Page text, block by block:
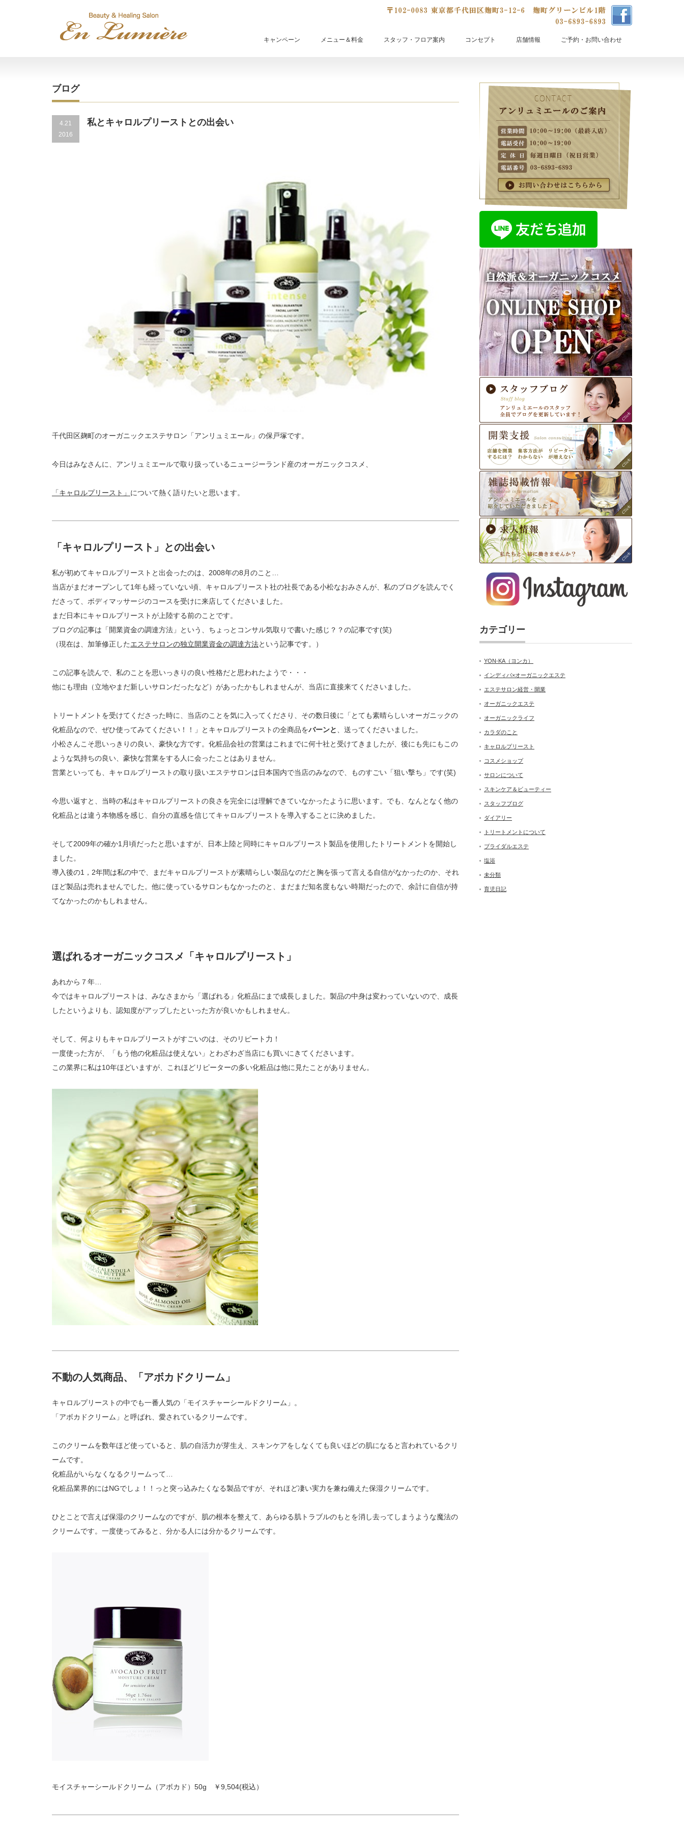
キャンペーン メニュー＆料金 スタッフ・フロア案内 コンセプト 店舗情報 ご予約・お問い合わせ
ブログ
4.21
2016
私とキャロルプリーストとの出会い
千代田区麹町のオーガニックエステサロン「アンリュミエール」の保戸塚です。
今日はみなさんに、アンリュミエールで取り扱っているニュージーランド産のオーガニックコスメ、
「キャロルプリースト」 について熱く語りたいと思います。
「キャロルプリースト」との出会い
私が初めてキャロルプリーストと出会ったのは、2008年の8月のこと…
当店がまだオープンして1年も経っていない頃、キャロルプリースト社の社長である小松なおみさんが、私のブログを読んでく
ださって、ボディマッサージのコースを受けに来店してくださいました。
まだ日本にキャロルプリーストが上陸する前のことです。
ブログの記事は「開業資金の調達方法」という、ちょっとコンサル気取りで書いた感じ？？の記事です(笑)
（現在は、加筆修正したエステサロンの独立開業資金の調達方法という記事です。）
この記事を読んで、私のことを思いっきりの良い性格だと思われたようで・・・
他にも理由（立地やまだ新しいサロンだったなど）があったかもしれませんが、当店に直接来てくださいました。
トリートメントを受けてくださった時に、当店のことを気に入ってくださり、その数日後に「とても素晴らしいオーガニックの
化粧品なので、ぜひ使ってみてください！！」とキャロルプリーストの全商品をバーンと
、送ってくださいました。
小松さんこそ思いっきりの良い、豪快な方です。化粧品会社の営業はこれまでに何十社と受けてきましたが、後にも先にもこの
ような気持ちの良い、豪快な営業をする人に会ったことはありません。
営業といっても、キャロルプリーストの取り扱いエステサロンは日本国内で当店のみなので、ものすごい「狙い撃ち」です(笑)
今思い返すと、当時の私はキャロルプリーストの良さを完全には理解できていなかったように思います。でも、なんとなく他の
化粧品とは違う本物感を感じ、自分の直感を信じてキャロルプリーストを導入することに決めました。
そして2009年の確か1月頃だったと思いますが、日本上陸と同時にキャロルプリースト製品を使用したトリートメントを開始し
ました。
導入後の1，2年間は私の中で、まだキャロルプリーストが素晴らしい製品なのだと胸を張って言える自信がなかったのか、それ
ほど製品は売れませんでした。他に使っているサロンもなかったのと、まだまだ知名度もない時期だったので、余計に自信が持
てなかったのかもしれません。
選ばれるオーガニックコスメ「キャロルプリースト」
あれから７年…
今ではキャロルプリーストは、みなさまから「選ばれる」化粧品にまで成長しました。製品の中身は変わっていないので、成長
したというよりも、認知度がアップしたといった方が良いかもしれません。
そして、何よりもキャロルプリーストがすごいのは、そのリピート力！
一度使った方が、「もう他の化粧品は使えない」とわざわざ当店にも買いにきてくださいます。
この業界に私は10年ほどいますが、これほどリピーターの多い化粧品は他に見たことがありません。
不動の人気商品、「アボカドクリーム」
キャロルプリーストの中でも一番人気の「モイスチャーシールドクリーム」。
「アボカドクリーム」と呼ばれ、愛されているクリームです。
このクリームを数年ほど使っていると、肌の自活力が芽生え、スキンケアをしなくても良いほどの肌になると言われているクリ
ームです。
化粧品がいらなくなるクリームって…
化粧品業界的にはNGでしょ！！っと突っ込みたくなる製品ですが、それほど凄い実力を兼ね備えた保湿クリームです。
ひとことで言えば保湿のクリームなのですが、肌の根本を整えて、あらゆる肌トラブルのもとを消し去ってしまうような魔法の
クリームです。一度使ってみると、分かる人には分かるクリームです。
モイスチャーシールドクリーム（アボカド）50g ￥9,504(税込）
カテゴリー
YON-KA（ヨンカ）
インディバ×オーガニックエステ
エステサロン経営・開業
オーガニックエステ
オーガニックライフ
カラダのこと
キャロルプリースト
コスメショップ
サロンについて
スキンケア＆ビューティー
スタッフブログ
ダイアリー
トリートメントについて
ブライダルエステ
塩浴
未分類
育児日記